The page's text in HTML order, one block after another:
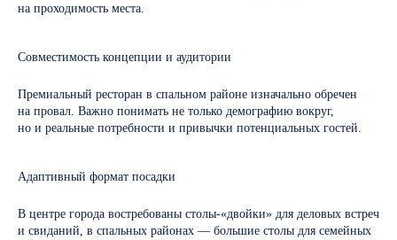
на проходимость места.
Совместимость концепции и аудитории
Премиальный ресторан в спальном районе изначально обречен
на провал. Важно понимать не только демографию вокруг,
но и реальные потребности и привычки потенциальных гостей.
Адаптивный формат посадки
В центре города востребованы столы-«двойки» для деловых встреч
и свиданий, в спальных районах — большие столы для семейных